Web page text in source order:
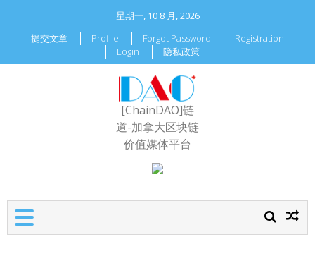
星期一, 10 8 月, 2026
提交文章
Profile Forgot Password
Registration
Login
隐私政策
[ChainDAO]链
道-加拿大区块链
价值媒体平台